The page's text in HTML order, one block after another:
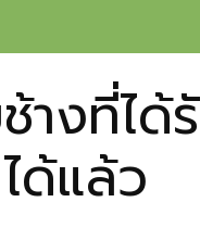
างที่ได้
ด้แล้ว